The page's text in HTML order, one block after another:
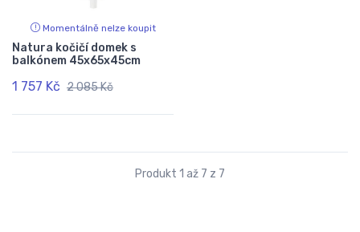
Momentálně nelze koupit
Natura kočičí domek s
balkónem 45x65x45cm
1 757 Kč 2 085 Kč
Produkt 1 až 7 z 7